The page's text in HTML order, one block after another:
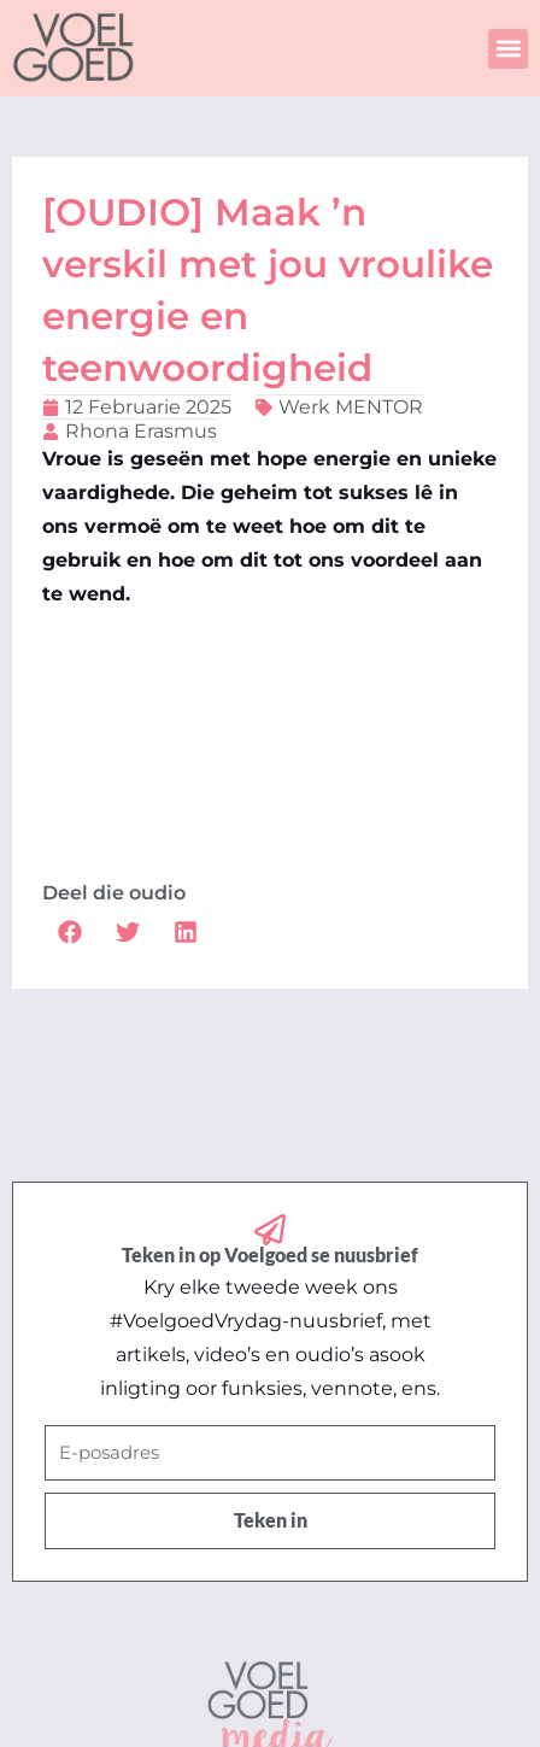
Skip
content
[OUDIO] Maak ’n
verskil met jou vroulike
energie en
teenwoordigheid
12 Februarie 2025
Werk MENTOR
Rhona Erasmus
Vroue is geseën met hope energie en unieke
vaardighede. Die geheim tot sukses lê in
ons vermoë om te weet hoe om dit te
gebruik en hoe om dit tot ons voordeel aan
te wend.
Deel die oudio
Teken in op Voelgoed se nuusbrief
Kry elke tweede week ons
#VoelgoedVrydag-nuusbrief, met
artikels, video’s en oudio’s asook
inligting oor funksies, vennote, ens.
E-
posadres
Teken in